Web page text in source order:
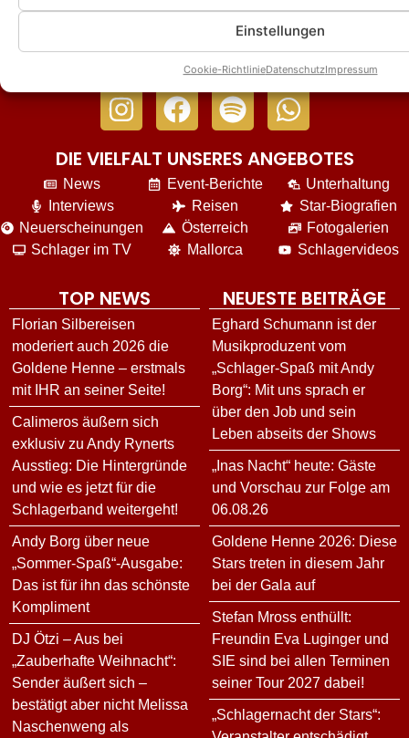
Einstellungen
Cookie-RichtlinieDatenschutzImpressum
DIE VIELFALT UNSERES ANGEBOTES
News
Interviews
Neuerscheinungen
Schlager im TV
Event-Berichte
Reisen
Österreich
Mallorca
Unterhaltung
Star-Biografien
Fotogalerien
Schlagervideos
TOP NEWS
Florian Silbereisen
moderiert auch 2026 die
Goldene Henne – erstmals
mit IHR an seiner Seite!
Calimeros äußern sich
exklusiv zu Andy Rynerts
Ausstieg: Die Hintergründe
und wie es jetzt für die
Schlagerband weitergeht!
Andy Borg über neue
„Sommer-Spaß“-Ausgabe:
Das ist für ihn das schönste
Kompliment
DJ Ötzi – Aus bei
„Zauberhafte Weihnacht“:
Sender äußert sich –
bestätigt aber nicht Melissa
Naschenweng als
NEUESTE BEITRÄGE
Eghard Schumann ist der
Musikproduzent vom
„Schlager-Spaß mit Andy
Borg“: Mit uns sprach er
über den Job und sein
Leben abseits der Shows
„Inas Nacht“ heute: Gäste
und Vorschau zur Folge am
06.08.26
Goldene Henne 2026: Diese
Stars treten in diesem Jahr
bei der Gala auf
Stefan Mross enthüllt:
Freundin Eva Luginger und
SIE sind bei allen Terminen
seiner Tour 2027 dabei!
„Schlagernacht der Stars“: